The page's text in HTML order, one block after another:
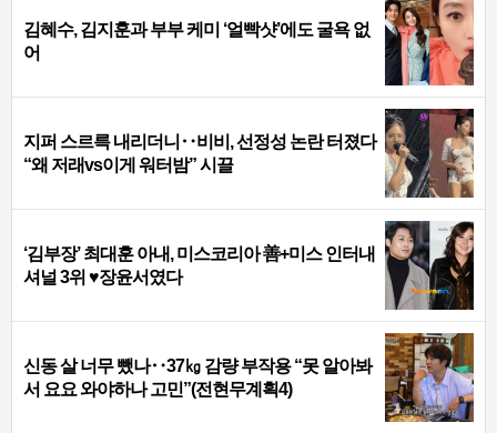
김혜수, 김지훈과 부부 케미 ‘얼빡샷’에도 굴욕 없
어
지퍼 스르륵 내리더니‥비비, 선정성 논란 터졌다
“왜 저래vs이게 워터밤” 시끌
‘김부장’ 최대훈 아내, 미스코리아 善+미스 인터내
셔널 3위 ♥장윤서였다
신동 살 너무 뺐나‥37㎏ 감량 부작용 “못 알아봐
서 요요 와야하나 고민”(전현무계획4)